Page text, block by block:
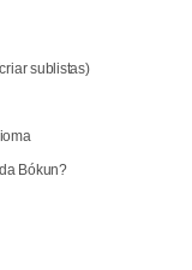
sublistas)
Bókun?